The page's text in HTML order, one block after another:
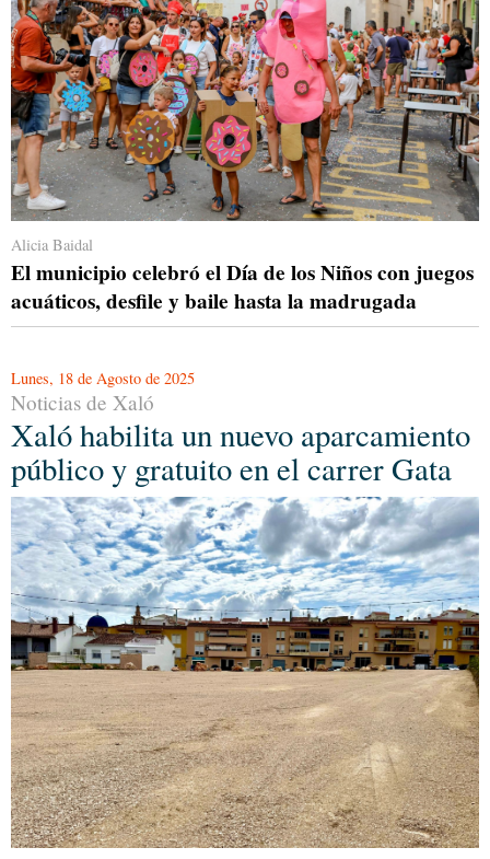
Alicia Baidal
El municipio celebró el Día de los Niños con juegos
acuáticos, desfile y baile hasta la madrugada
Lunes, 18 de Agosto de 2025
Noticias de Xaló
Xaló habilita un nuevo aparcamiento
público y gratuito en el carrer Gata